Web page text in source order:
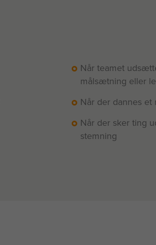
Når teamet
målsætning eller
Når der dannes
Når der sker ting
stemning